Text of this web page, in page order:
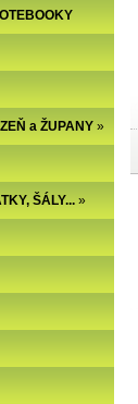
a ŽUPANY »
ŠÁLY... »